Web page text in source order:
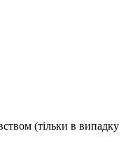
(тільки в випадку